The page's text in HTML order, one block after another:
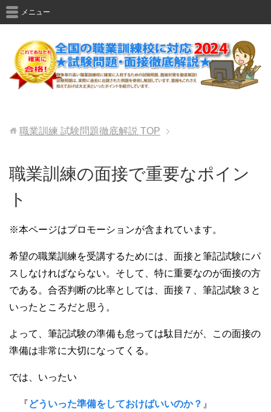
メニュー
職業訓練 試験問題徹底解説 TOP
職業訓練の面接で重要なポイン
ト
※本ページはプロモーションが含まれています。
希望の職業訓練を受講するためには、面接と筆記試験にパ
スしなければならない。そして、特に重要なのが面接の方
である。合否判断の比率としては、面接７、筆記試験３と
いったところだと思う。
よって、筆記試験の準備も怠っては駄目だが、この面接の
準備は非常に大切になってくる。
では、いったい
『どういった準備をしておけばいいのか？ 』